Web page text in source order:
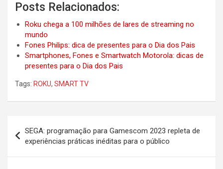
Posts Relacionados:
Roku chega a 100 milhões de lares de streaming no
mundo
Fones Philips: dica de presentes para o Dia dos Pais
Smartphones, Fones e Smartwatch Motorola: dicas de
presentes para o Dia dos Pais
Tags: ROKU, SMART TV
navigation
SEGA: programação para Gamescom 2023 repleta de
experiências práticas inéditas para o público